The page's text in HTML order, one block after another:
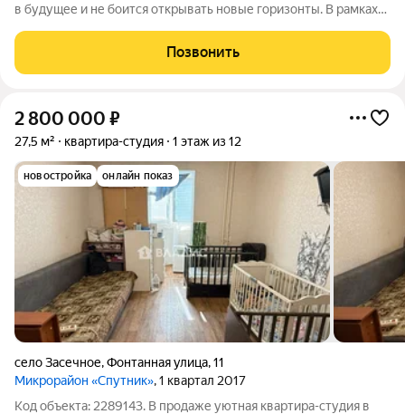
в будущее и не боится открывать новые горизонты. В рамках
возведение двух 17-этажных подъездов. Всего проектом
предусмотрено еще 6
Позвонить
2 800 000 ₽
27,5 м² квартира-студия 1 этаж из 12
новостройка онлайн показ
село Засечное,Фонтанная улица,11
Микрорайон «Спутник», 1 квартал 2017
Код объекта: 2289143. В продаже уютная квартира-студия в